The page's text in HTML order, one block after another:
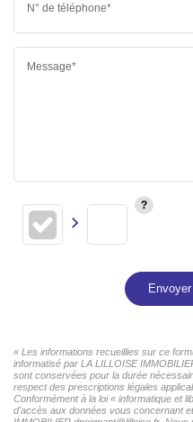
N° de téléphone*
Message*
« Les informations recueillies sur ce
informatisé par LA LILLOISE
sont conservées pour la durée
respect des prescriptions légales
Conformément à la loi « informatique et
d'accès aux données vous concernant